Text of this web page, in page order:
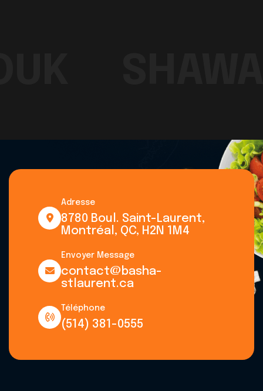
Adresse
8780 Boul. Saint-Laurent,
Montréal, QC, H2N 1M4
Envoyer Message
contact@basha-
stlaurent.ca
Téléphone
(514) 381-0555